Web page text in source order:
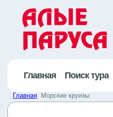
Главная Поиск тура
Главная Морские круизы